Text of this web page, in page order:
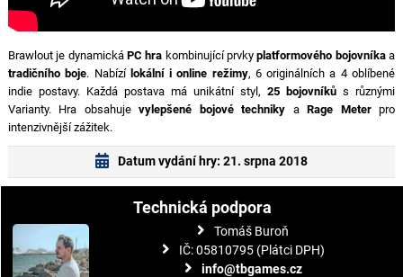
Brawlout je dynamická PC hra kombinující prvkyplatformového bojovníkaa
tradičního boje. Nabízí lokální i online režimy, 6 originálních a 4 oblíbené
indie postavy. Každá postava má unikátní styl,25 bojovníků s různými
Varianty. Hra obsahujevylepšené bojové techniky aRage Meterpro
intenzivnější zážitek.
Datum vydání hry: 21. srpna 2018
Technická podpora
Tomáš Buroň
IČ: 05810795 (Plátci DPH)
info@tbgames.cz